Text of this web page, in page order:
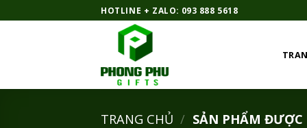
qua
HOTLINE + ZALO: 093 888 5618
TRANG CHỦ / SẢN PHẨM ĐƯỢC